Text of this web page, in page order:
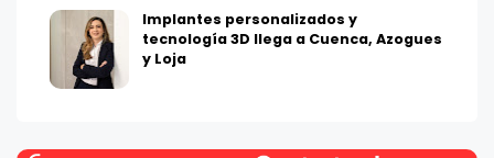
Implantes personalizados y
tecnología 3D llega a Cuenca, Azogues
y Loja